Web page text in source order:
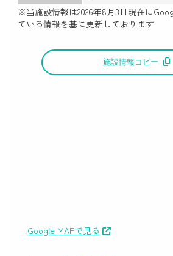
※当施設情報は2026年8月3日現在に
ている情報を基に更新しております
施設情報コピー
Google MAPで見る